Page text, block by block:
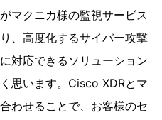
マクニカ様の監視サービス
、高度化するサイバー攻撃
対応できるソリューション
思います。Cisco XDRとマ
わせることで、お客様のセ